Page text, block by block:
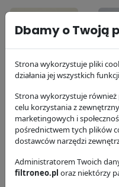
Filtr układu
P550866
Donaldson
214.16 zł
Filtr
255.9
Dbamy o Twoją
Strona wykorzystuje pliki
działania jej wszystkich
Strona wykorzystuje
celu korzystania z
marketingowych i
pośrednictwem tych plików
dostawców narzędzi
Administratorem Twoich
filtroneo.pl oraz niektórzy